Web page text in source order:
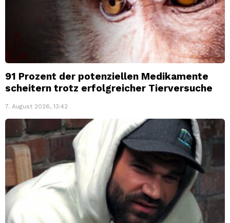
91 Prozent der potenziellen Medikamente
scheitern trotz erfolgreicher Tierversuche
7. August 2026, 13:42